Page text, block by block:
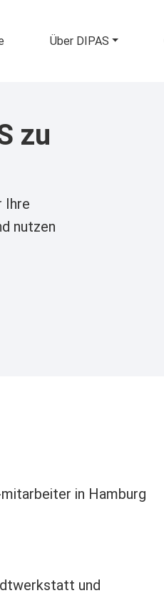
Über DIPAS
zu
Ihre
nutzen
in Hamburg
und